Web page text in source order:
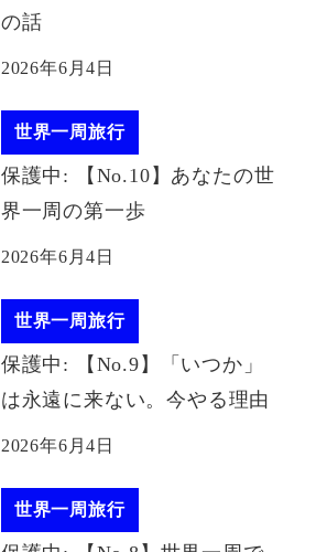
の話
2026年6月4日
世界一周旅行
保護中: 【No.10】あなたの世
界一周の第一歩
2026年6月4日
世界一周旅行
保護中: 【No.9】「いつか」
は永遠に来ない。今やる理由
2026年6月4日
世界一周旅行